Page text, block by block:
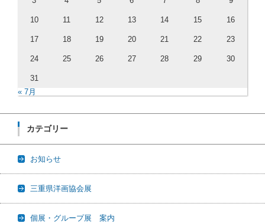
10 11 12 13 14 15 16
17 18 19 20 21 22 23
24 25 26 27 28 29 30
31
« 7月
カテゴリー
お知らせ
三重県洋画協会展
個展・グループ展 案内